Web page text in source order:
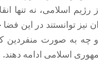
اسلامى، نه تنها
نيز توانستند در اين
چه به صورت منفردين
اسلامى ادامه دهند.